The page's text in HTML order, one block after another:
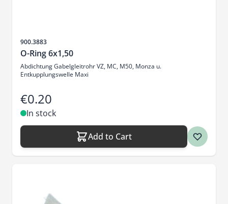
Sku
900.3883
O-Ring 6x1,50
Abdichtung Gabelgleitrohr VZ, MC, M50, Monza u.
Entkupplungswelle Maxi
€0.20
In stock
Add to Cart